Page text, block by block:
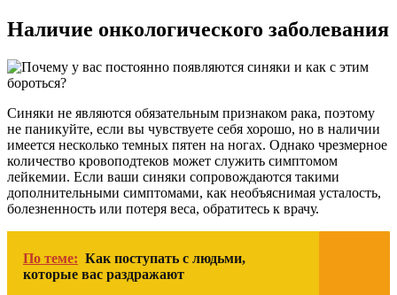
Наличие онкологического заболевания
Синяки не являются обязательным признаком рака, поэтому
не паникуйте, если вы чувствуете себя хорошо, но в наличии
имеется несколько темных пятен на ногах. Однако чрезмерное
количество кровоподтеков может служить симптомом
лейкемии. Если ваши синяки сопровождаются такими
дополнительными симптомами, как необъяснимая усталость,
болезненность или потеря веса, обратитесь к врачу.
По теме: Как поступать с людьми,
которые вас раздражают